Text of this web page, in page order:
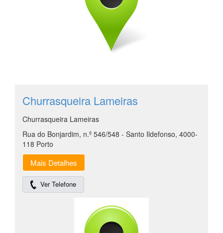
Churrasqueira Lameiras
Churrasqueira Lameiras
Rua do Bonjardim, n.º 546/548 - Santo Ildefonso, 4000-
118 Porto
Mais Detalhes
Ver Telefone